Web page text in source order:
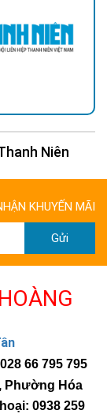
Niên
KHUYẾN MÃI
Gửi
66 795 795
Phường Hóa
0938 259